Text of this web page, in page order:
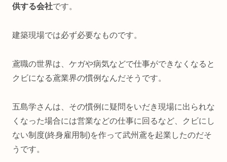
供する会社です。
建築現場では必ず必要なものです。
鳶職の世界は、ケガや病気などで仕事ができなくなると
クビになる鳶業界の慣例なんだそうです。
五島学さんは、その慣例に疑問をいだき現場に出られな
くなった場合には営業などの仕事に回るなど、クビにし
ない制度(終身雇用制)を作って武州鳶を起業したのだそ
うです。